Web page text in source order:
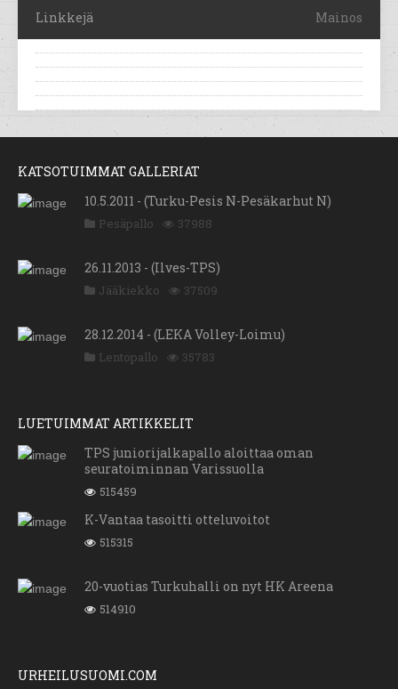
Linkkejä Mainos
KATSOTUIMMAT GALLERIAT
10.5.2011 - (Turku-Pesis N-Pesäkarhut N)
Pesäpallo 37988
26.11.2013 - (Ilves-TPS)
Jääkiekko 37509
28.12.2014 - (LEKA Volley-Loimu)
Lentopallo 35783
LUETUIMMAT ARTIKKELIT
TPS juniorijalkapallo aloittaa oman
seuratoiminnan Varissuolla
515459
K-Vantaa tasoitti otteluvoitot
515315
20-vuotias Turkuhalli on nyt HK Areena
514910
URHEILUSUOMI.COM